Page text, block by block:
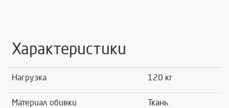
Характеристики
Нагрузка 120 кг
Материал обивки Ткань